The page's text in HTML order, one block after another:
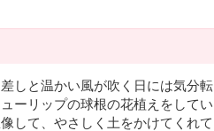
しと温かい風が吹く日には気分転
ーリップの球根の花植えをしてい
して、やさしく土をかけてくれて